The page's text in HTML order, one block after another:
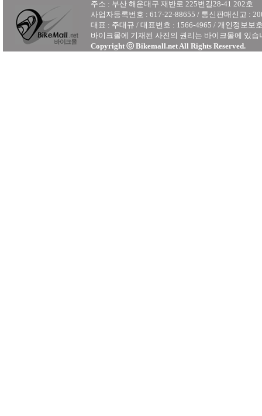
주소 : 부산 해운대구 재반로 225번길28-41 202호
사업자등록번호 : 617-22-88655 / 통신판매신고 :
대표 : 주대규 / 대표번호 : 1566-4965 / 개인정보보
바이크몰에 기재된 사진의 권리는 바이크몰에 있습
Copyright ⓒ Bikemall.net All Rights Reserved.